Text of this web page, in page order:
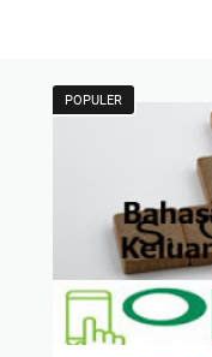
POPULER